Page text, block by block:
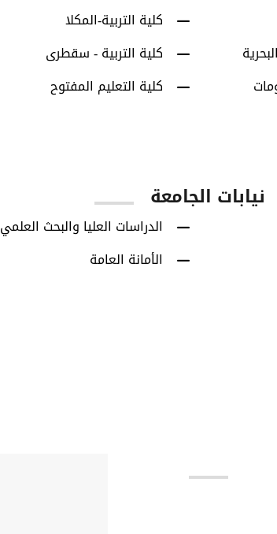
كلية التربية-المكلا
كلية التربية - سقطرى
كلية التعليم المفتوح
نيابات الجامعة
الدراسات العليا والبحث العلمي
الأمانة العامة